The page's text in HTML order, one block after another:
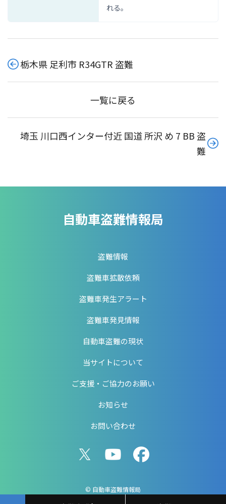
れる。
栃木県 足利市 R34GTR 盗難
一覧に戻る
埼玉 川口西インター付近 国道 所沢 め 7 BB 盗
難
自動車盗難情報局
盗難情報
盗難車拡散依頼
盗難車発生アラート
盗難車発見情報
自動車盗難の現状
当サイトについて
ご支援・ご協力のお願い
お知らせ
お問い合わせ
© 自動車盗難情報局